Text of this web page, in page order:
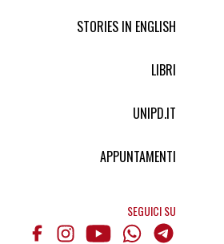
STORIES IN ENGLISH
LIBRI
UNIPD.IT
APPUNTAMENTI
SEGUICI SU